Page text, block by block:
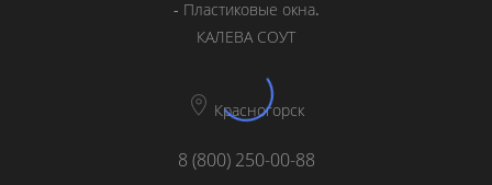
- Пластиковые окна.
КАЛЕВА СОУТ
Красногорск
8 (800) 250-00-88